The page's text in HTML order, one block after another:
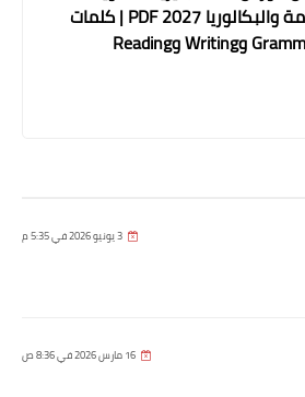
العامة والبكالوريا 2027 PDF | كلمات
وGrammar وWriting وReading
3 يونيو 2026 في 5:35 م
16 مارس 2026 في 8:36 ص